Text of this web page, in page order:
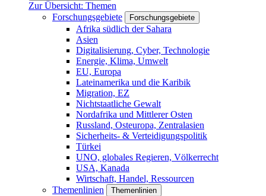
Zur Übersicht: Themen
Forschungsgebiete
Forschungsgebiete
Afrika südlich der Sahara
Asien
Digitalisierung, Cyber, Technologie
Energie, Klima, Umwelt
EU, Europa
Lateinamerika und die Karibik
Migration, EZ
Nichtstaatliche Gewalt
Nordafrika und Mittlerer Osten
Russland, Osteuropa, Zentralasien
Sicherheits- & Verteidigungspolitik
Türkei
UNO, globales Regieren, Völkerrecht
USA, Kanada
Wirtschaft, Handel, Ressourcen
Themenlinien
Themenlinien